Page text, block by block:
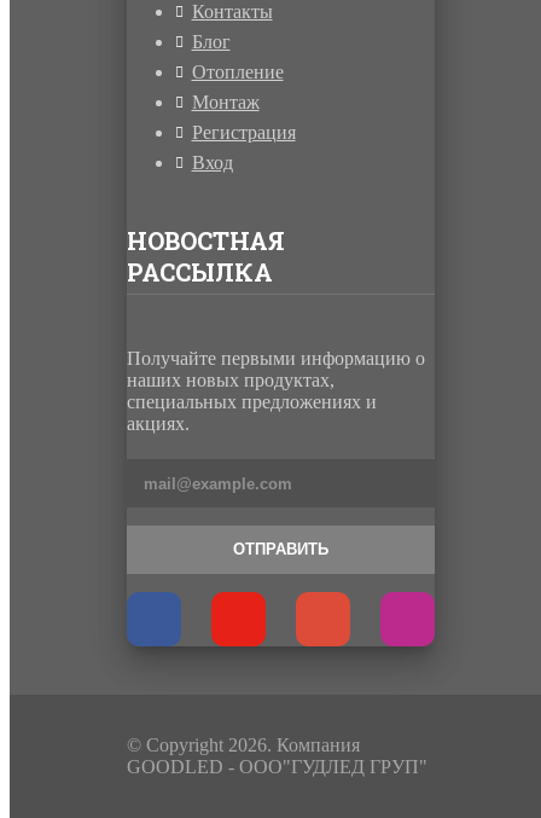
Контакты
Блог
Отопление
Монтаж
Регистрация
Вход
НОВОСТНАЯ
РАССЫЛКА
Получайте первыми информацию о
наших новых продуктах,
специальных предложениях и
акциях.
ОТПРАВИТЬ
© Copyright 2026. Компания
GOODLED - ООО"ГУДЛЕД ГРУП"